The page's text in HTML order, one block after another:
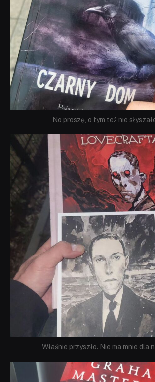
No proszę, o tym też nie
dobryhorror
Wrz 19
Właśnie przyszło. Nie ma mnie dla
dobryhorror
Sie 23